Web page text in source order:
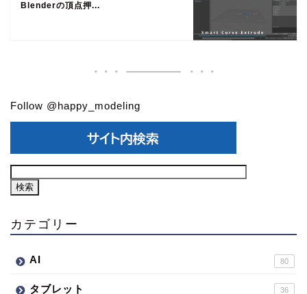
Blenderの頂点押...
Follow @happy_modeling
カテゴリー
AI 80
タブレット 36